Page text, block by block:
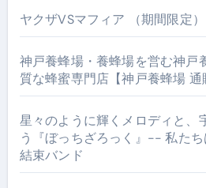
ヤクザVSマフィア （期間限定）
神戸養蜂場・養蜂場を営む神戸
質な蜂蜜専門店【神戸養蜂場 通
星々のように輝くメロディと、
う『ぼっちざろっく』-- 私た
結束バンド